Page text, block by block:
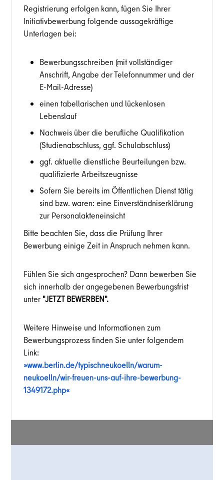
Registrierung erfolgen kann, fügen Sie Ihrer
Initiativbewerbung folgende aussagekräftige
Unterlagen bei:
Bewerbungsschreiben (mit vollständiger
Anschrift, Angabe der Telefonnummer und der
E-Mail-Adresse)
einen tabellarischen und lückenlosen
Lebenslauf
Nachweis über die berufliche Qualifikation
(Studienabschluss, ggf. Schulabschluss)
ggf. aktuelle dienstliche Beurteilungen bzw.
qualifizierte Arbeitszeugnisse
Sofern Sie bereits im Öffentlichen Dienst tätig
sind bzw. waren: eine Einverständniserklärung
zur Personalakteneinsicht
Bitte beachten Sie, dass die Prüfung Ihrer
Bewerbung einige Zeit in Anspruch nehmen kann.
Fühlen Sie sich angesprochen? Dann bewerben Sie
sich innerhalb der angegebenen Bewerbungsfrist
unter "JETZT BEWERBEN".
Weitere Hinweise und Informationen zum
Bewerbungsprozess finden Sie unter folgendem
Link:
www.berlin.de/typischneukoelln/warum-
neukoelln/wir-freuen-uns-auf-ihre-bewerbung-
1349172.php